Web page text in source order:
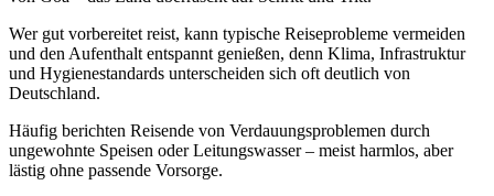
Wer gut vorbereitet reist, kann typische Reiseprobleme vermeiden
und den Aufenthalt entspannt genießen, denn Klima, Infrastruktur
und Hygienestandards unterscheiden sich oft deutlich von
Deutschland.
Häufig berichten Reisende von Verdauungsproblemen durch
ungewohnte Speisen oder Leitungswasser – meist harmlos, aber
lästig ohne passende Vorsorge.